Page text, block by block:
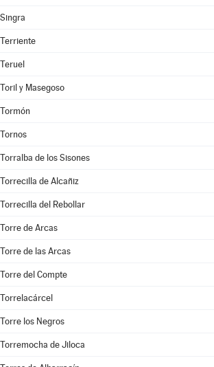
Singra
Terriente
Teruel
Toril y Masegoso
Tormón
Tornos
Torralba de los Sisones
Torrecilla de Alcañiz
Torrecilla del Rebollar
Torre de Arcas
Torre de las Arcas
Torre del Compte
Torrelacárcel
Torre los Negros
Torremocha de Jiloca